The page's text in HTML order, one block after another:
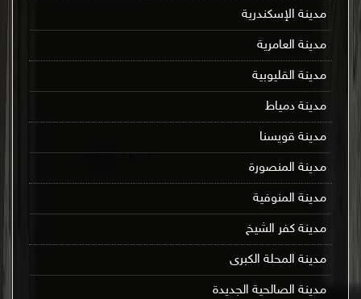
مدينة الإسكندرية
مدينة العامرية
مدينة القليوبية
مدينة دمياط
مدينة قويسنا
مدينة المنصورة
مدينة المنوفية
مدينة كفر الشيخ
مدينة المحلة الكبرى
مدينة الصالحية الجديدة